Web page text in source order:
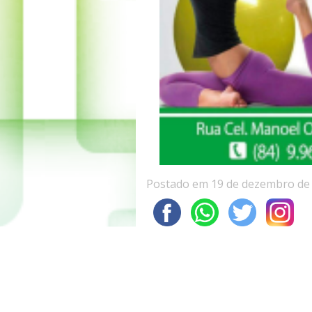
Postado em 19 de dezembro